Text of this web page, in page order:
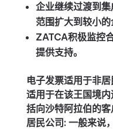
企业继续过渡到
范围扩大到较小的
ZATCA积极监控
提供支持。
电子发票适用于非居
适用于在该王国境
括向沙特阿拉伯的客
居民公司 : 一般来说